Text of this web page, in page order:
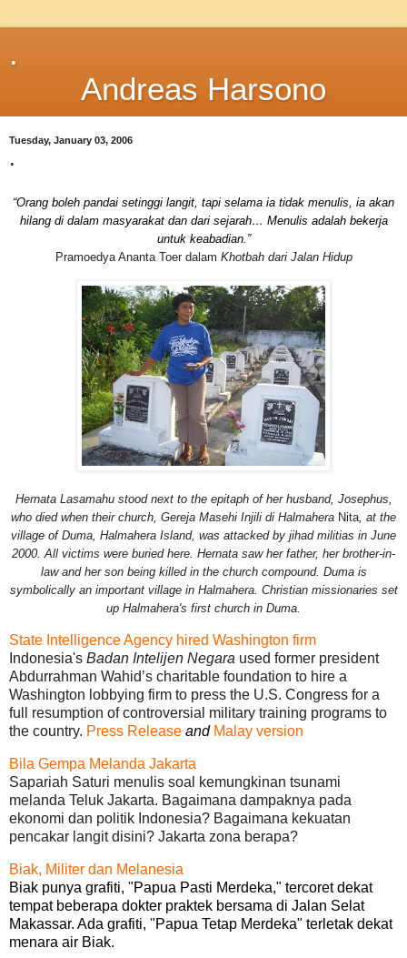
.
Andreas Harsono
Tuesday, January 03, 2006
.
“Orang boleh pandai setinggi langit, tapi selama ia tidak menulis, ia akan
hilang di dalam masyarakat dan dari sejarah… Menulis adalah bekerja
untuk keabadian.”
Pramoedya Ananta Toer dalam Khotbah dari Jalan Hidup
Hernata Lasamahu stood next to the epitaph of her husband, Josephus,
who died when their church, Gereja Masehi Injili di Halmahera Nita, at the
village of Duma, Halmahera Island, was attacked by jihad militias in June
2000. All victims were buried here. Hernata saw her father, her brother-in-
law and her son being killed in the church compound. Duma is
symbolically an important village in Halmahera. Christian missionaries set
up Halmahera's first church in Duma.
State Intelligence Agency hired Washington firm
Indonesia's Badan Intelijen Negara used former president
Abdurrahman Wahid’s charitable foundation to hire a
Washington lobbying firm to press the U.S. Congress for a
full resumption of controversial military training programs to
the country. Press Release and Malay version
Bila Gempa Melanda Jakarta
Sapariah Saturi menulis soal kemungkinan tsunami
melanda Teluk Jakarta. Bagaimana dampaknya pada
ekonomi dan politik Indonesia? Bagaimana kekuatan
pencakar langit disini? Jakarta zona berapa?
Biak, Militer dan Melanesia
Biak punya grafiti, "Papua Pasti Merdeka," tercoret dekat
tempat beberapa dokter praktek bersama di Jalan Selat
Makassar. Ada grafiti, "Papua Tetap Merdeka" terletak dekat
menara air Biak.